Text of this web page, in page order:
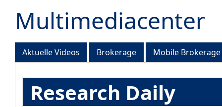
Multimediacenter
Aktuelle Videos Brokerage Mobile Brokerage
Research Daily